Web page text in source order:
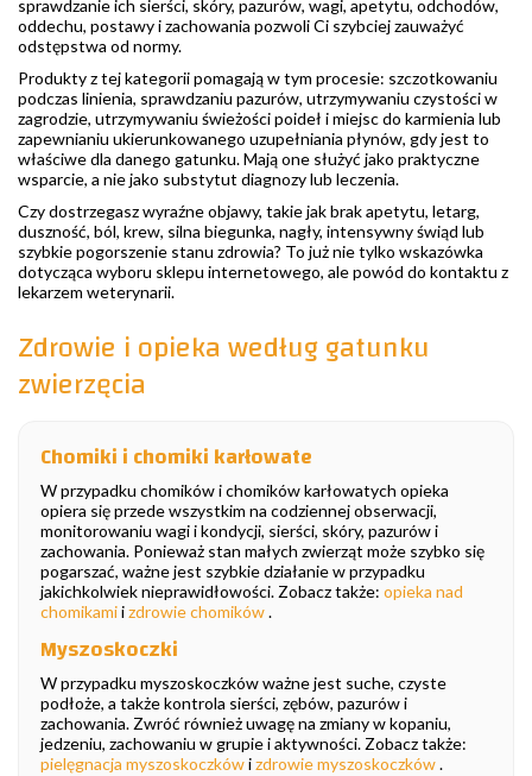
sprawdzanie ich sierści, skóry, pazurów, wagi, apetytu, odchodów,
oddechu, postawy i zachowania pozwoli Ci szybciej zauważyć
odstępstwa od normy.
Produkty z tej kategorii pomagają w tym procesie: szczotkowaniu
podczas linienia, sprawdzaniu pazurów, utrzymywaniu czystości w
zagrodzie, utrzymywaniu świeżości poideł i miejsc do karmienia lub
zapewnianiu ukierunkowanego uzupełniania płynów, gdy jest to
właściwe dla danego gatunku. Mają one służyć jako praktyczne
wsparcie, a nie jako substytut diagnozy lub leczenia.
Czy dostrzegasz wyraźne objawy, takie jak brak apetytu, letarg,
duszność, ból, krew, silna biegunka, nagły, intensywny świąd lub
szybkie pogorszenie stanu zdrowia? To już nie tylko wskazówka
dotycząca wyboru sklepu internetowego, ale powód do kontaktu z
lekarzem weterynarii.
Zdrowie i opieka według gatunku
zwierzęcia
Chomiki i chomiki karłowate
W przypadku chomików i chomików karłowatych opieka
opiera się przede wszystkim na codziennej obserwacji,
monitorowaniu wagi i kondycji, sierści, skóry, pazurów i
zachowania. Ponieważ stan małych zwierząt może szybko się
pogarszać, ważne jest szybkie działanie w przypadku
jakichkolwiek nieprawidłowości. Zobacz także: opieka nad
chomikamiizdrowie chomików.
Myszoskoczki
W przypadku myszoskoczków ważne jest suche, czyste
podłoże, a także kontrola sierści, zębów, pazurów i
zachowania. Zwróć również uwagę na zmiany w kopaniu,
jedzeniu, zachowaniu w grupie i aktywności. Zobacz także:
pielęgnacja myszoskoczkówizdrowie myszoskoczków.